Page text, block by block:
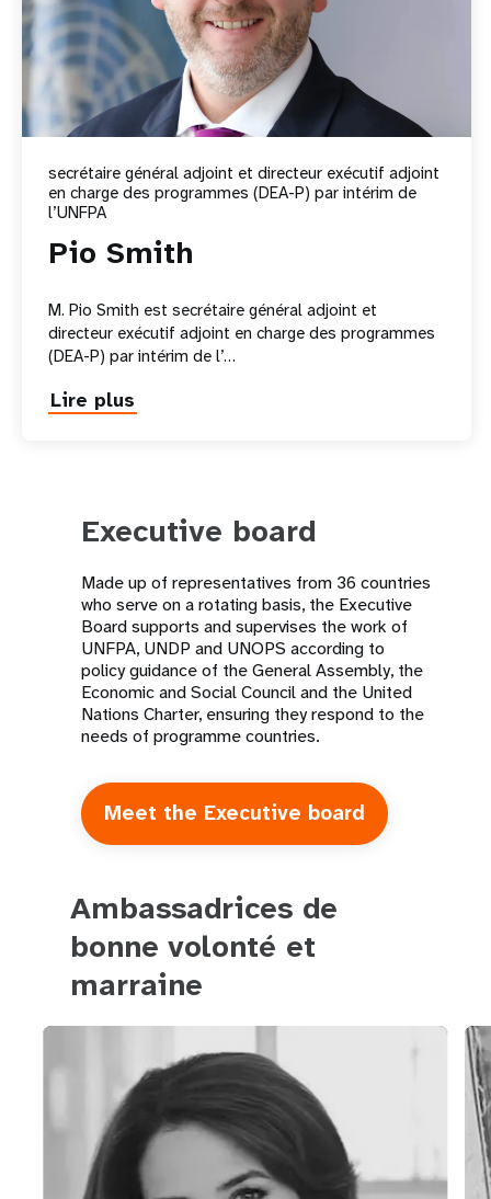
secrétaire général adjoint et directeur exécutif adjoint
en charge des programmes (DEA-P) par intérim de
l’UNFPA
Pio Smith
M. Pio Smith est secrétaire général adjoint et
directeur exécutif adjoint en charge des programmes
(DEA-P) par intérim de l’…
Lire plus
about
Executive board
Made up of representatives from 36 countries
who serve on a rotating basis, the Executive
Board supports and supervises the work of
UNFPA, UNDP and UNOPS according to
policy guidance of the General Assembly, the
Economic and Social Council and the United
Nations Charter, ensuring they respond to the
needs of programme countries.
Meet the Executive board
Ambassadrices de
bonne volonté et
marraine